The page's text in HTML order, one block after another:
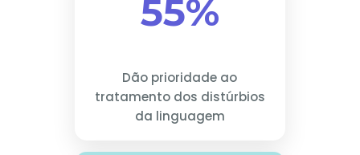
55%
Dão prioridade ao
tratamento dos distúrbios
da linguagem